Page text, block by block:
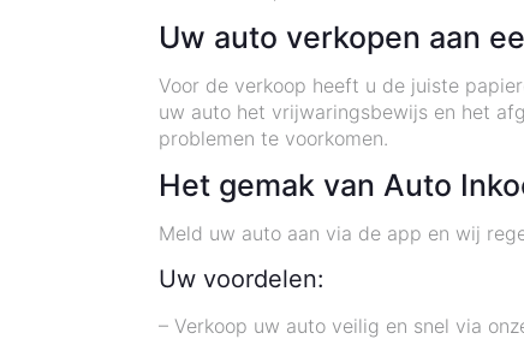
Uw auto verkopen aan
Voor de verkoop heeft u de juiste
uw auto het vrijwaringsbewijs en het
problemen te voorkomen.
Het gemak van Auto
Meld uw auto aan via de app en wij
Uw voordelen:
– Verkoop uw auto veilig en snel via